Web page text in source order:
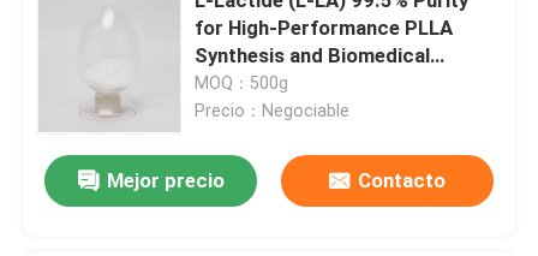
Hogar
for High-Performance PLLA
Synthesis and Biomedical
Copolymers
MOQ：500g
Precio：Negociable
Mejor precio Contacto